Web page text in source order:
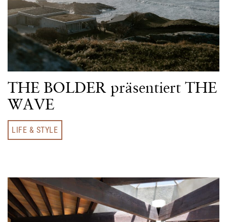
THE BOLDER präsentiert THE
WAVE
LIFE & STYLE